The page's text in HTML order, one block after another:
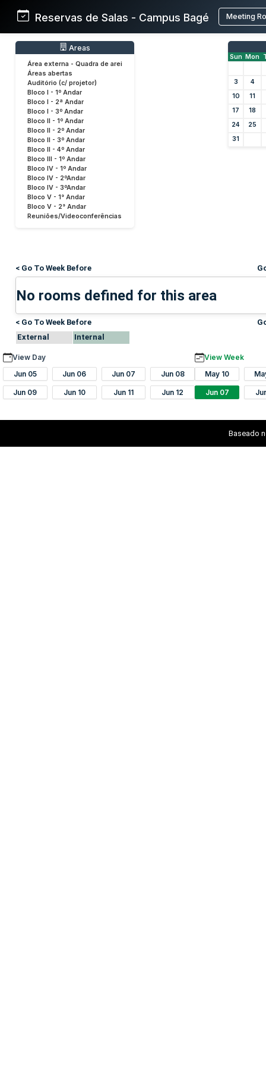
Reservas de Salas - Campus Bagé Meeting
Areas
Área externa - Quadra de arei
Áreas abertas
Auditório (c/ projetor)
Bloco I - 1º Andar
Bloco I - 2ª Andar
Bloco I - 3º Andar
Bloco II - 1º Andar
Bloco II - 2º Andar
Bloco II - 3º Andar
Bloco II - 4º Andar
Bloco III - 1º Andar
Bloco IV - 1º Andar
Bloco IV - 2ºAndar
Bloco IV - 3ºAndar
Bloco V - 1° Andar
Bloco V - 2° Andar
Reuniões/Videoconferências
Sun Mon
3
4
10
11
17
18
24
25
31
< Go To Week Before
No rooms defined for this area
< Go To Week Before
External
Internal
View Day
Jun 05
Jun 06 Jun 07 Jun 08
Jun 09 Jun 10 Jun 11 Jun 12
View Week
May 10
Jun 07
Baseado